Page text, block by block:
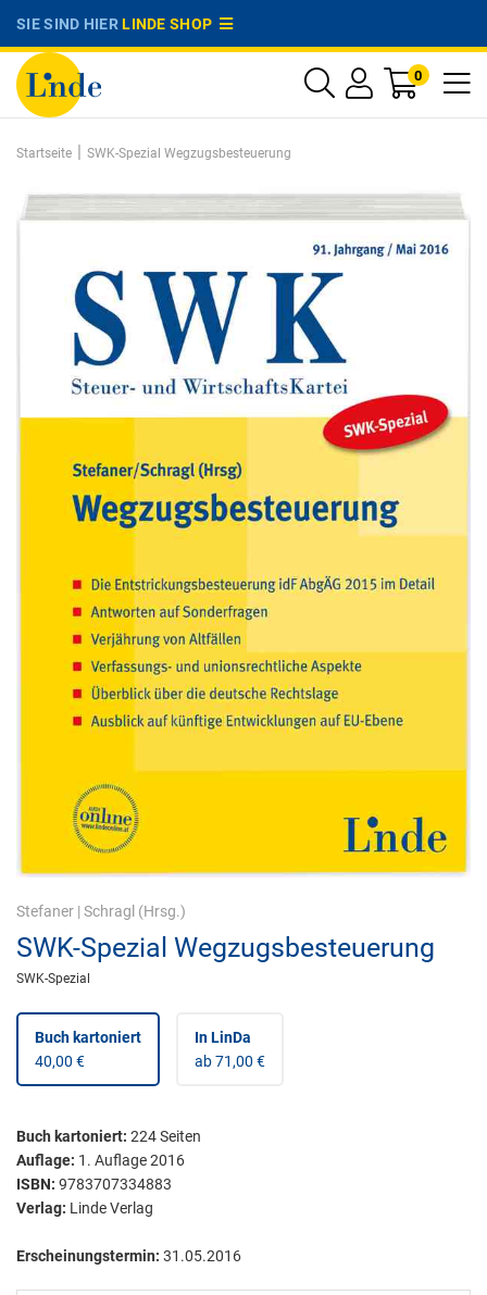
SIE SIND HIERLINDE SHOP
0
Startseite | SWK-Spezial Wegzugsbesteuerung
Stefaner | Schragl (Hrsg.)
SWK-Spezial Wegzugsbesteuerung
SWK-Spezial
Buch kartoniert
40,00 €
In LinDa
ab 71,00 €
Buch kartoniert: 224Seiten
Auflage: 1. Auflage 2016
ISBN: 9783707334883
Verlag: Linde Verlag
Erscheinungstermin: 31.05.2016